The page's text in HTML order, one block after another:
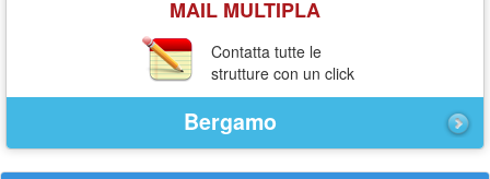
MAIL MULTIPLA
Contatta tutte le
strutture con un click
Bergamo